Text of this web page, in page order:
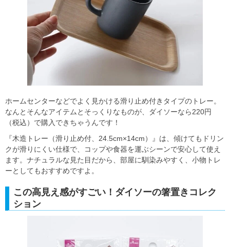
ホームセンターなどでよく見かける滑り止め付きタイプのトレー。
なんとそんなアイテムとそっくりなものが、ダイソーなら220円
（税込）で購入できちゃうんです！
『木造トレー（滑り止め付、24.5cm×14cm）』は、傾けてもドリン
クが滑りにくい仕様で、コップや食器を運ぶシーンで安心して使え
ます。ナチュラルな見た目だから、部屋に馴染みやすく、小物トレ
ーとしてもおすすめですよ。
この高見え感がすごい！ダイソーの箸置きコレク
ション